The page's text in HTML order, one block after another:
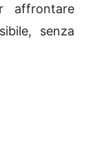
affrontare
senza